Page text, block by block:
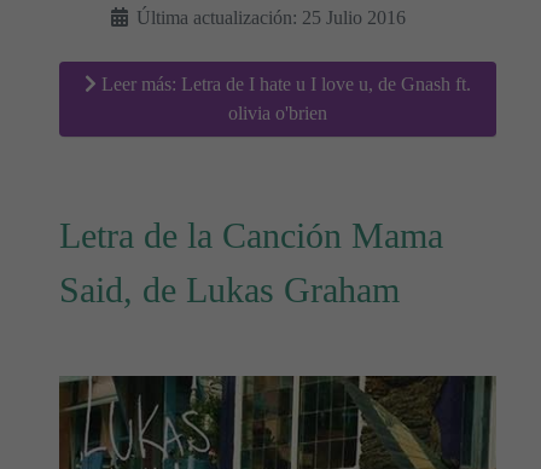
Última actualización: 25 Julio 2016
Leer más: Letra de I hate u I love u, de Gnash ft.
olivia o'brien
Letra de la Canción Mama
Said, de Lukas Graham